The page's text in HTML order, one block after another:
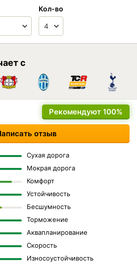
Кол-во
с
Рекомендуют 100%
отзыв
Сухая дорога
Мокрая дорога
Комфорт
Устойчивость
Бесшумность
Торможение
Аквапланирование
Скорость
Износоустойчивость